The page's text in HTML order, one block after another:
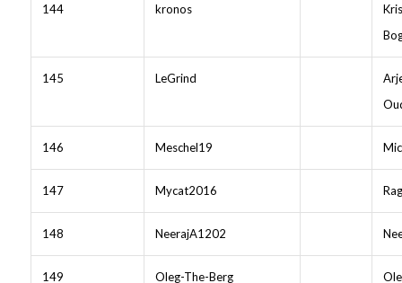
144 kronos
145 LeGrind
146 Meschel19
147 Mycat2016
148 NeerajA1202
149 Oleg-The-Berg